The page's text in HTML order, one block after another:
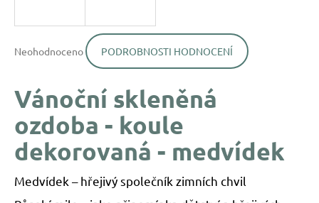
hodnocení
0,0
5
hvězdiček.
Neohodnoceno PODROBNOSTI HODNOCENÍ
Vánoční skleněná
ozdoba - koule
dekorovaná - medvídek
Medvídek – hřejivý společník zimních chvil
í
?